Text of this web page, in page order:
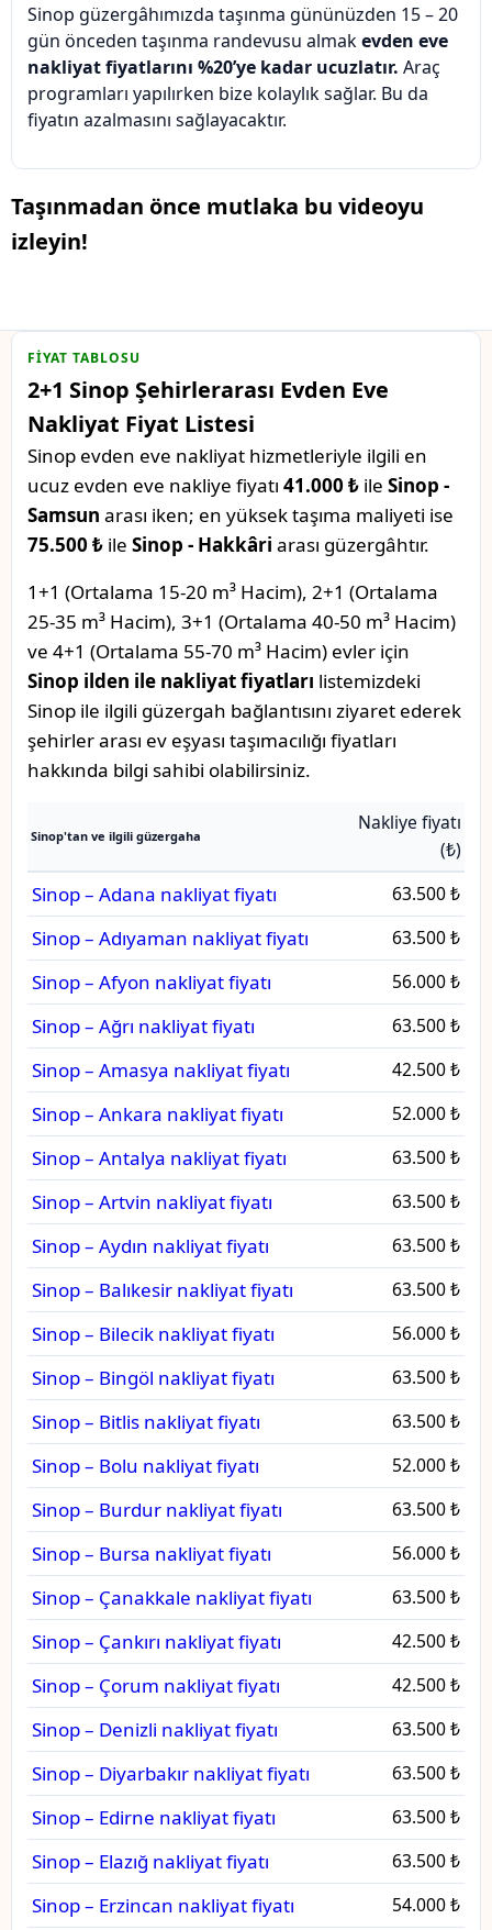
Sinop güzergâhımızda taşınma gününüzden 15 – 20
gün önceden taşınma randevusu almakevden eve
nakliyat fiyatlarını %20’ye kadar ucuzlatır. Araç
programları yapılırken bize kolaylık sağlar. Bu da
fiyatın azalmasını sağlayacaktır.
Taşınmadan önce mutlaka bu videoyu
izleyin!
FIYAT TABLOSU
2+1 Sinop Şehirlerarası Evden Eve
Nakliyat Fiyat Listesi
Sinop evden eve nakliyat hizmetleriyle ilgili en
ucuz evden eve nakliye fiyatı 41.000 ₺ ile Sinop -
Samsun arası iken; en yüksek taşıma maliyeti ise
75.500 ₺ ile Sinop - Hakkâri arası güzergâhtır.
1+1 (Ortalama 15-20 m³ Hacim), 2+1 (Ortalama
25-35 m³ Hacim), 3+1 (Ortalama 40-50 m³ Hacim)
ve 4+1 (Ortalama 55-70 m³ Hacim) evler için
Sinop ilden ile nakliyat fiyatları listemizdeki
Sinop ile ilgili güzergah bağlantısını ziyaret ederek
şehirler arası ev eşyası taşımacılığı fiyatları
hakkında bilgi sahibi olabilirsiniz.
Sinop'tan ve ilgili güzergaha
Nakliye fiyatı
(₺)
Sinop – Adana nakliyat fiyatı 63.500 ₺
Sinop – Adıyaman nakliyat fiyatı 63.500 ₺
Sinop – Afyon nakliyat fiyatı 56.000 ₺
Sinop – Ağrı nakliyat fiyatı 63.500 ₺
Sinop – Amasya nakliyat fiyatı 42.500 ₺
Sinop – Ankara nakliyat fiyatı 52.000 ₺
Sinop – Antalya nakliyat fiyatı 63.500 ₺
Sinop – Artvin nakliyat fiyatı 63.500 ₺
Sinop – Aydın nakliyat fiyatı 63.500 ₺
Sinop – Balıkesir nakliyat fiyatı 63.500 ₺
Sinop – Bilecik nakliyat fiyatı 56.000 ₺
Sinop – Bingöl nakliyat fiyatı 63.500 ₺
Sinop – Bitlis nakliyat fiyatı 63.500 ₺
Sinop – Bolu nakliyat fiyatı 52.000 ₺
Sinop – Burdur nakliyat fiyatı 63.500 ₺
Sinop – Bursa nakliyat fiyatı 56.000 ₺
Sinop – Çanakkale nakliyat fiyatı 63.500 ₺
Sinop – Çankırı nakliyat fiyatı 42.500 ₺
Sinop – Çorum nakliyat fiyatı 42.500 ₺
Sinop – Denizli nakliyat fiyatı 63.500 ₺
Sinop – Diyarbakır nakliyat fiyatı 63.500 ₺
Sinop – Edirne nakliyat fiyatı 63.500 ₺
Sinop – Elazığ nakliyat fiyatı 63.500 ₺
Sinop – Erzincan nakliyat fiyatı 54.000 ₺